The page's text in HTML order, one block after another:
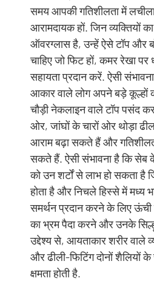
समय आपकी गतिशीलता में
आरामदायक हों. जिन व्यक्तियों
ऑवरग्लास है, उन्हें ऐसे टॉप और
चाहिए जो फिट हों, कमर रेखा
सहायता प्रदान करें. ऐसी
आकार वाले लोग अपने बड़े कूल्हों
चौड़ी नेकलाइन वाले टॉप पसंद
ओर, जांघों के चारों ओर थोड़ा
आराम बढ़ा सकते हैं और
सकते हैं. ऐसी संभावना है कि सेब
को उन शर्टों से लाभ हो सकता है
होता है और निचले हिस्से में मध्य
समर्थन प्रदान करने के लिए ऊंची
का भ्रम पैदा करने और उनके
उद्देश्य से, आयताकार शरीर वाले
और ढीली-फिटिंग दोनों शैलियों
क्षमता होती है.